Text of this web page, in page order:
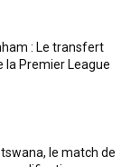
: Le transfert
la Premier League
le match de